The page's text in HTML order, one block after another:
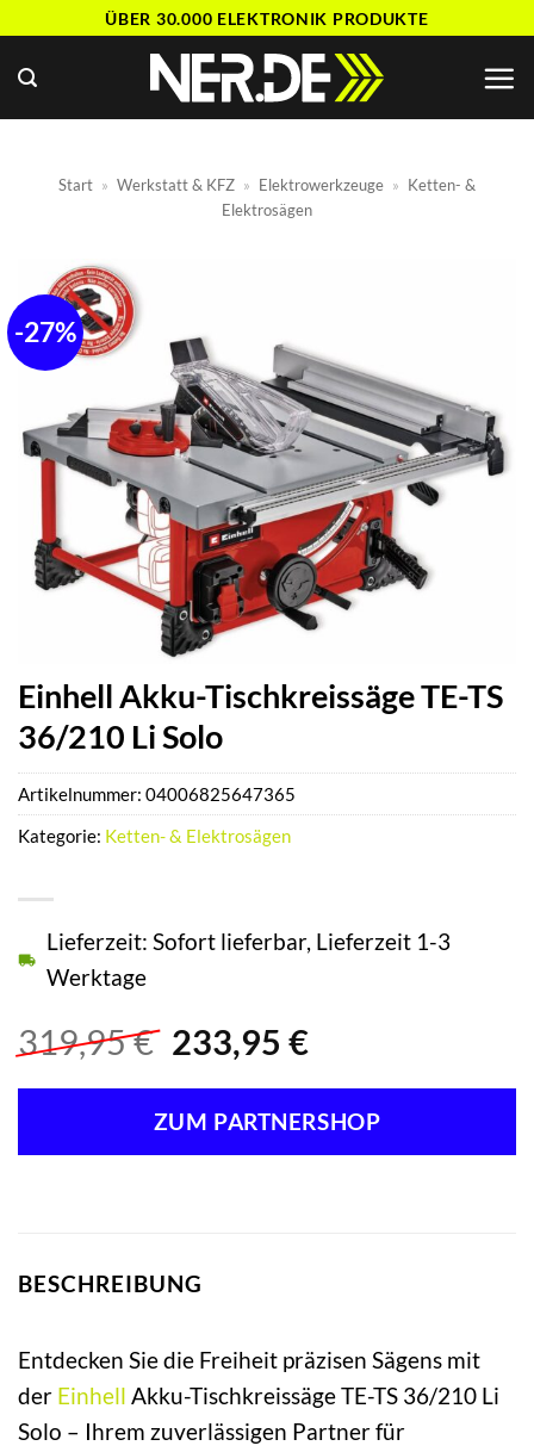
springen
ÜBER 30.000 ELEKTRONIK PRODUKTE
Start » Werkstatt & KFZ » Elektrowerkzeuge » Ketten- &
Elektrosägen
-27%
Einhell Akku-Tischkreissäge TE-TS
36/210 Li Solo
319,95€ Ursprünglicher
war:
319,95 €
233,95 €Aktueller
ist:
233,95 €.
Lieferzeit: Sofort lieferbar, Lieferzeit 1-3
Werktage
ZUM PARTNERSHOP
Artikelnummer: 04006825647365
Kategorie: Ketten- & Elektrosägen
BESCHREIBUNG
Entdecken Sie die Freiheit präzisen Sägens mit
der Einhell Akku-Tischkreissäge TE-TS 36/210 Li
Solo – Ihrem zuverlässigen Partner für